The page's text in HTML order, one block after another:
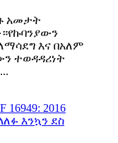
አመታት
እና በአለም
ተወዳዳሪነት